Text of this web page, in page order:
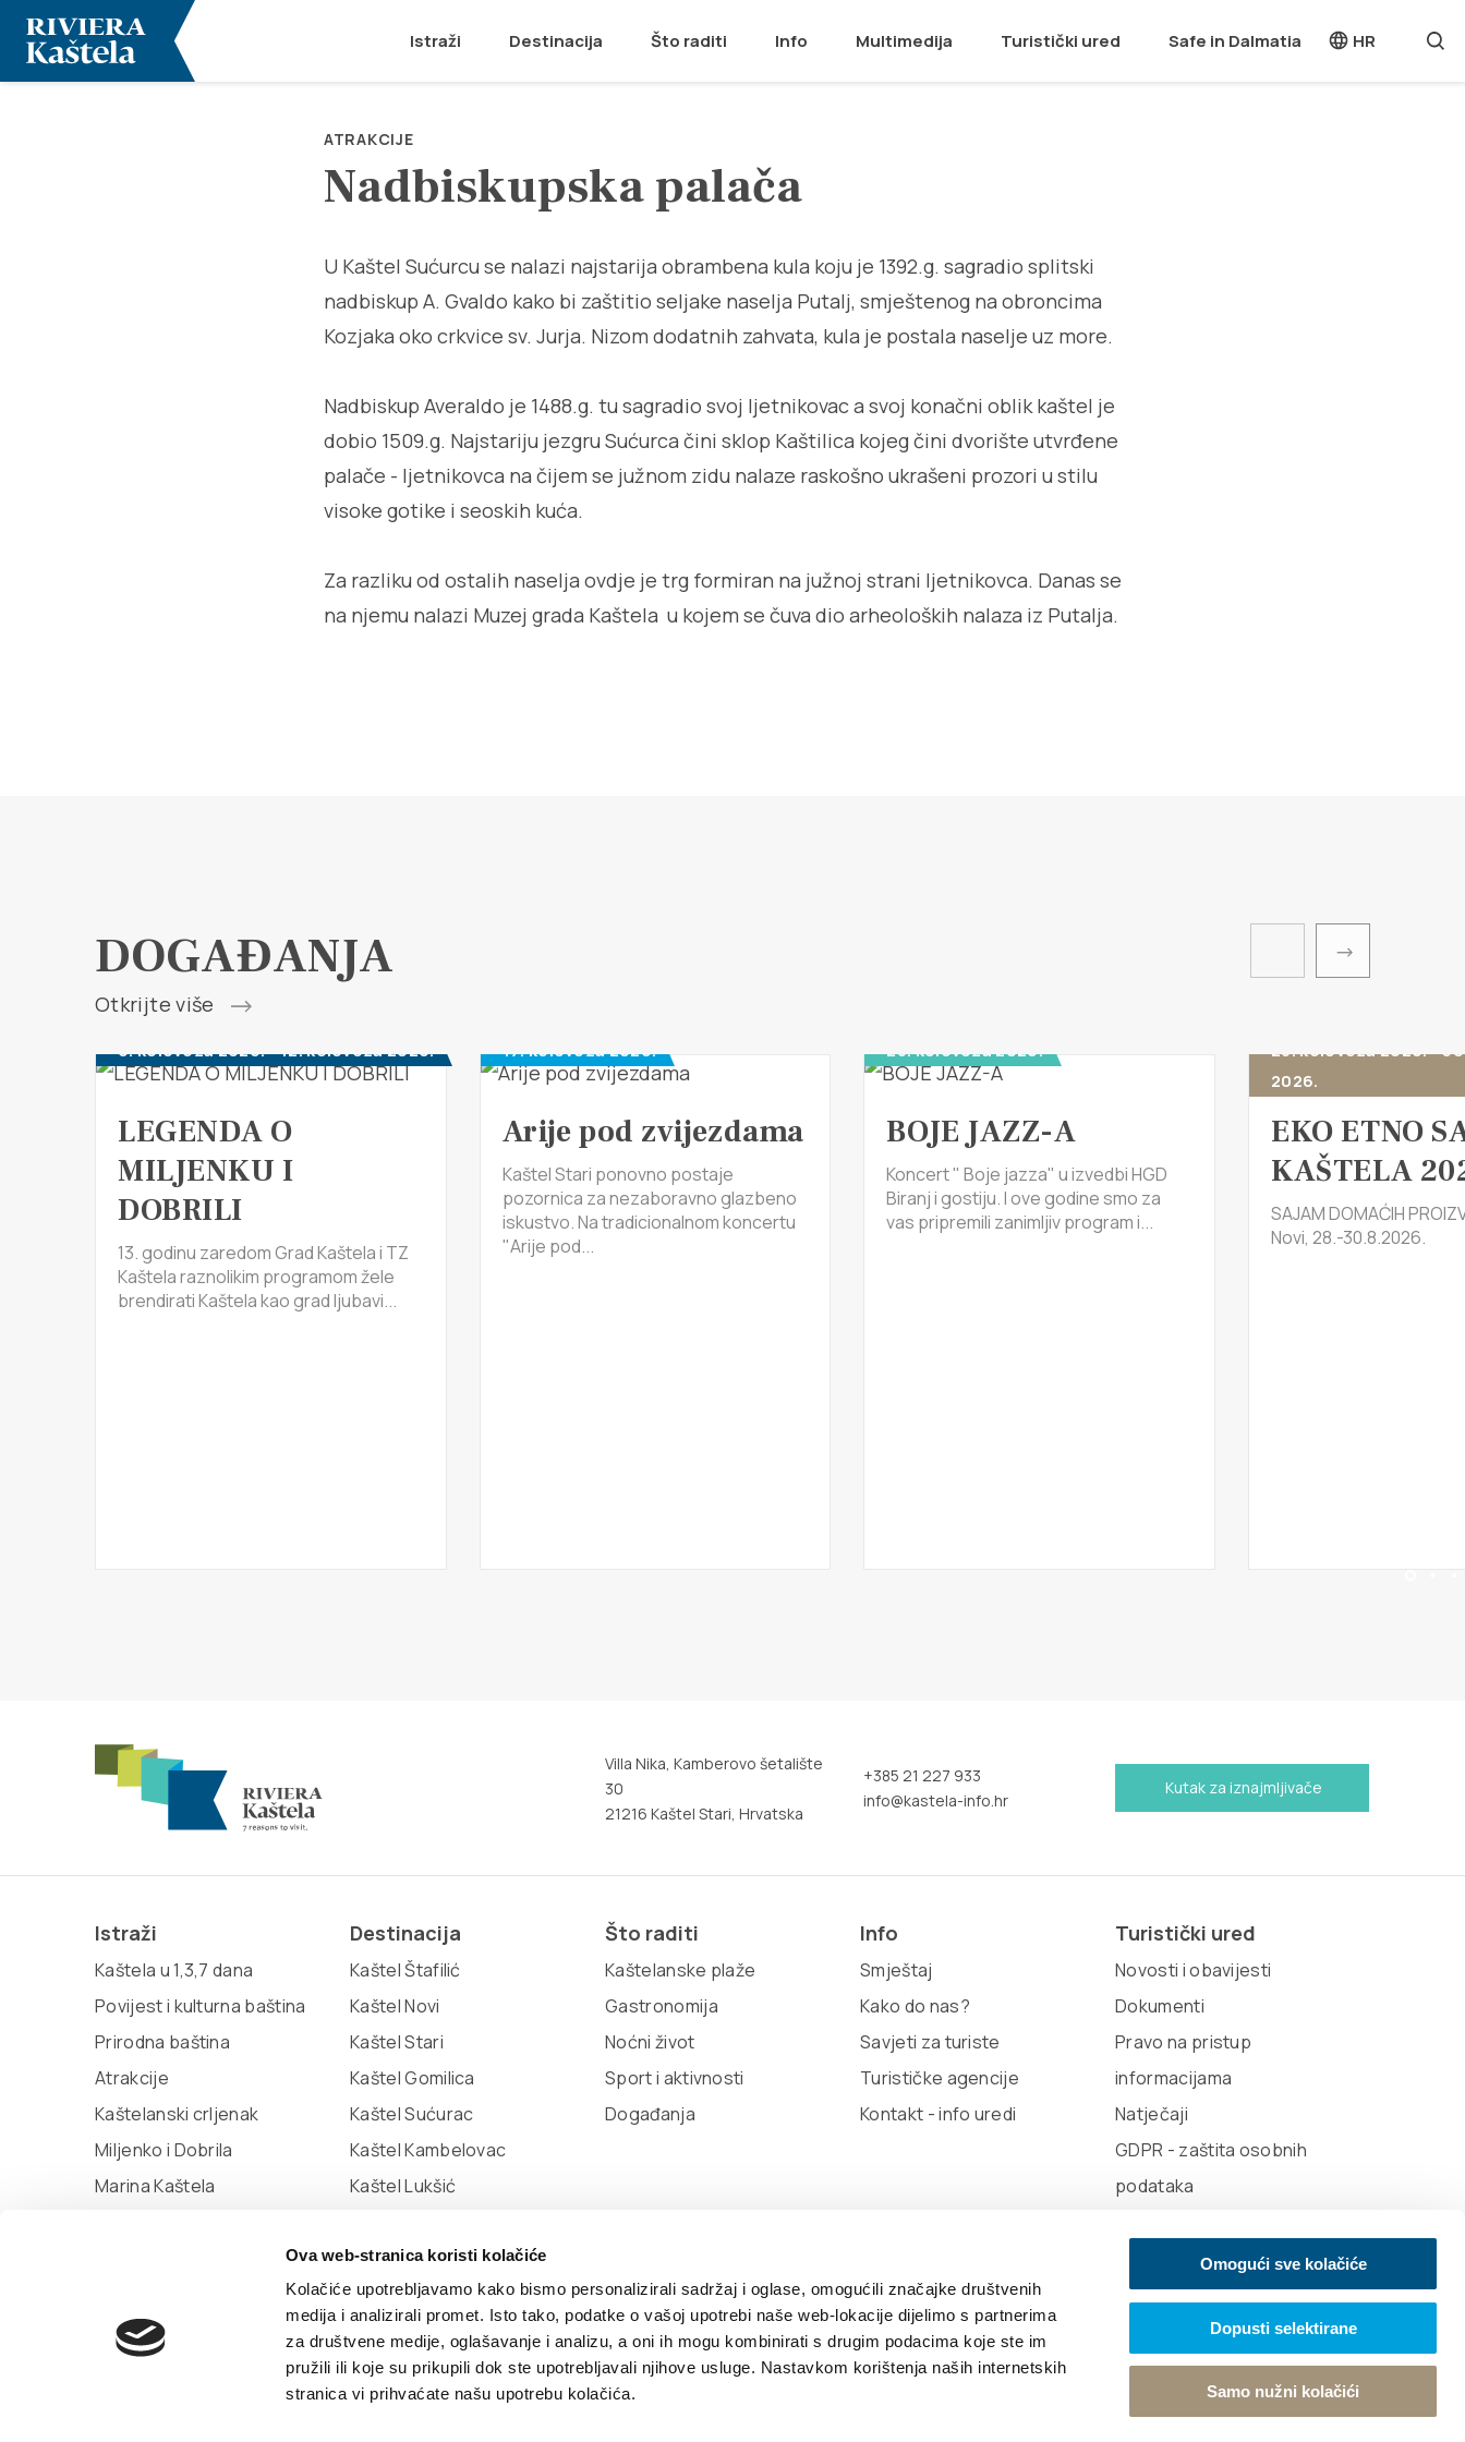
Ova web-stranica koristi kolačiće
Kolačiće upotrebljavamo kako bismo personalizirali sadržaj i oglase, omogućili značajke društvenih
medija i analizirali promet. Isto tako, podatke o vašoj upotrebi naše web-lokacije dijelimo s partnerima
za društvene medije, oglašavanje i analizu, a oni ih mogu kombinirati s drugim podacima koje ste im
pružili ili koje su prikupili dok ste upotrebljavali njihove usluge. Nastavkom korištenja naših internetskih
stranica vi prihvaćate našu upotrebu kolačića.
Omogući sve kolačiće
Dopusti selektirane
Samo nužni kolačići
Istraži Destinacija Što raditi Info Multimedija Turistički ured Safe in Dalmatia HR
ATRAKCIJE
Nadbiskupska palača
U Kaštel Sućurcu se nalazi najstarija obrambena kula koju je 1392.g. sagradio splitski
nadbiskup A. Gvaldo kako bi zaštitio seljake naselja Putalj, smještenog na obroncima
Kozjaka oko crkvice sv. Jurja. Nizom dodatnih zahvata, kula je postala naselje uz more.
Nadbiskup Averaldo je 1488.g. tu sagradio svoj ljetnikovac a svoj konačni oblik kaštel je
dobio 1509.g. Najstariju jezgru Sućurca čini sklop Kaštilica kojeg čini dvorište utvrđene
palače - ljetnikovca na čijem se južnom zidu nalaze raskošno ukrašeni prozori u stilu
visoke gotike i seoskih kuća.
Za razliku od ostalih naselja ovdje je trg formiran na južnoj strani ljetnikovca. Danas se
na njemu nalazi Muzej grada Kaštela u kojem se čuva dio arheoloških nalaza iz Putalja.
DOGAĐANJA
Otkrijte više
6. kolovoza 2026. - 12. kolovoza 2026.
LEGENDA O
MILJENKU I
DOBRILI
13. godinu zaredom Grad Kaštela i TZ
Kaštela raznolikim programom žele
brendirati Kaštela kao grad ljubavi...
17. kolovoza 2026.
Arije pod zvijezdama
Kaštel Stari ponovno postaje
pozornica za nezaboravno glazbeno
iskustvo. Na tradicionalnom koncertu
"Arije pod...
28. kolovoza 2026.
BOJE JAZZ-A
Koncert " Boje jazza" u izvedbi HGD
Biranj i gostiju. I ove godine smo za
vas pripremili zanimljiv program i...
28. kolovoza 2026. -
2026.
EKO ETNO
KAŠTELA
SAJAM DOMAĆIH
Novi, 28.-30.8.2026.
Villa Nika, Kamberovo šetalište
30
21216 Kaštel Stari, Hrvatska
+385 21 227 933
info@kastela-info.hr
Kutak za iznajmljivače
Istraži
Kaštela u 1,3,7 dana
Povijest i kulturna baština
Prirodna baština
Atrakcije
Kaštelanski crljenak
Miljenko i Dobrila
Marina Kaštela
Destinacija
Kaštel Štafilić
Kaštel Novi
Kaštel Stari
Kaštel Gomilica
Kaštel Sućurac
Kaštel Kambelovac
Kaštel Lukšić
Što raditi
Kaštelanske plaže
Gastronomija
Noćni život
Sport i aktivnosti
Događanja
Info
Smještaj
Kako do nas?
Savjeti za turiste
Turističke agencije
Kontakt - info uredi
Turistički ured
Novosti i obavijesti
Dokumenti
Pravo na pristup
informacijama
Natječaji
GDPR - zaštita osobnih
podataka
© TZ Kastela 2022 Izjava o pristupačnosti Politika kolačića TZ Kaštela Viber Info Developed by:Nove vibracije